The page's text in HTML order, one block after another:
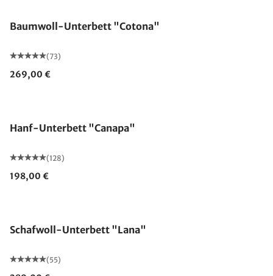
Baumwoll-Unterbett "Cotona"
(73)
269,00 €
Hanf-Unterbett "Canapa"
(128)
198,00 €
Schafwoll-Unterbett "Lana"
(55)